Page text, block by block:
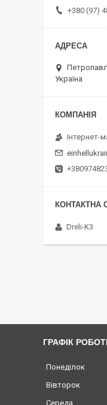
+380 (97)
Україна
Інтернет-
Dreli-K3
ГРАФІК
Понеділок
Вівторок
Середа